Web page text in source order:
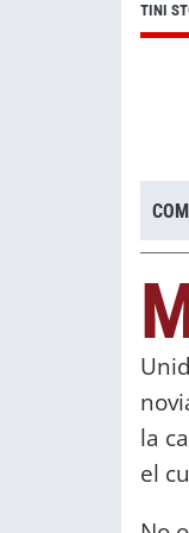
TINI
la
el